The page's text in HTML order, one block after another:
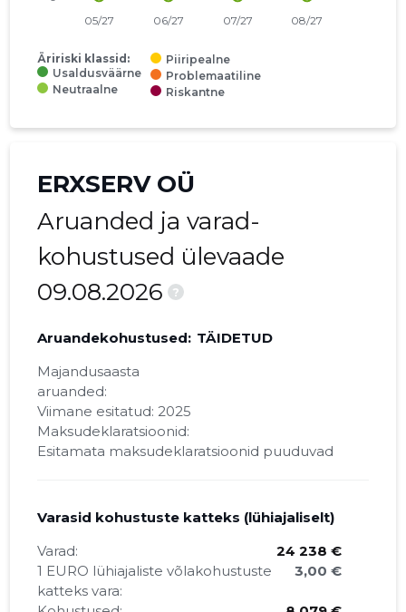
Äririski klassid:
Usaldusväärne
Neutraalne
Piiripealne
Problemaatiline
Riskantne
ERXSERV OÜ
Aruanded ja varad-
kohustused ülevaade
09.08.2026
?
Aruandekohustused: TÄIDETUD
Majandusaasta
aruanded:
Viimane esitatud: 2025
Maksudeklaratsioonid:
Esitamata maksudeklaratsioonid puuduvad
Varasid kohustuste katteks (lühiajaliselt)
Varad:
24 238 €
1 EURO lühiajaliste võlakohustuste
katteks vara:
3,00 €